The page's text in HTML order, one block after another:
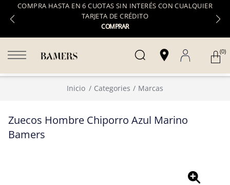
COMPRA HASTA EN 6 CUOTAS SIN INTERÉS CON CUALQUIER
TARJETA DE CRÉDITO
COMPRAR
(0)
Inicio Categories Marcas
Zuecos Hombre Chiporro Azul Marino
Bamers